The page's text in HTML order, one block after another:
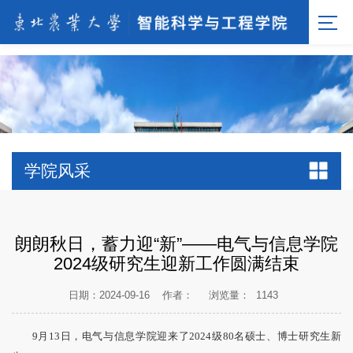
学院风采
朗朗秋日，蓄力迎“新”——电气与信息学院
2024级研究生迎新工作圆满结束
日期：2024-09-16 作者： 浏览量： 1143
9月13日，电气与信息学院迎来了2024级80名硕士、博士研究生新